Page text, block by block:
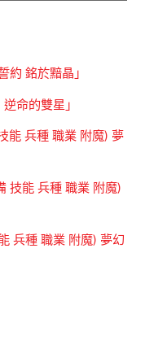
約 銘於黯晶」
命的雙星」
能 兵種 職業 附魔) 夢
技能 兵種 職業 附魔)
兵種 職業 附魔) 夢幻